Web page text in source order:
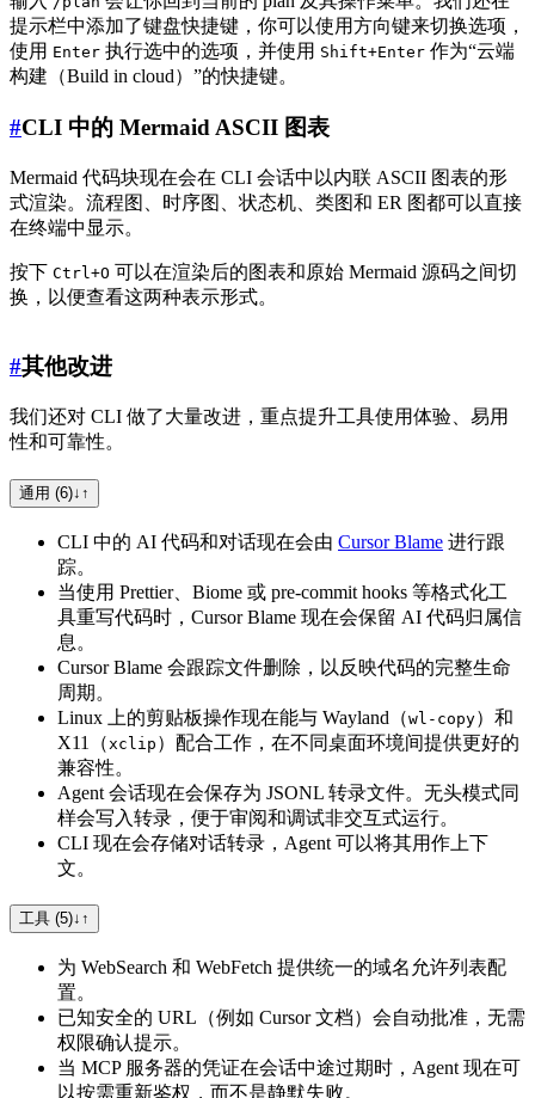
提示栏中添加了键盘快捷键，你可以使用方向键来切换选项，
使用 Enter 执行选中的选项，并使用 Shift+Enter 作为“云端
构建（Build in cloud）”的快捷键。
#CLI 中的 Mermaid ASCII 图表
Mermaid 代码块现在会在 CLI 会话中以内联 ASCII 图表的形
式渲染。流程图、时序图、状态机、类图和 ER 图都可以直接
在终端中显示。
按下 Ctrl+O 可以在渲染后的图表和原始 Mermaid 源码之间切
换，以便查看这两种表示形式。
#其他改进
我们还对 CLI 做了大量改进，重点提升工具使用体验、易用
性和可靠性。
通用 (6)↓ ↑
CLI 中的 AI 代码和对话现在会由 Cursor Blame 进行跟
踪。
当使用 Prettier、Biome 或 pre-commit hooks 等格式化工
具重写代码时，Cursor Blame 现在会保留 AI 代码归属信
息。
Cursor Blame 会跟踪文件删除，以反映代码的完整生命
周期。
Linux 上的剪贴板操作现在能与 Wayland（wl-copy）和
X11（ xclip ）配合工作，在不同桌面环境间提供更好的
兼容性。
Agent 会话现在会保存为 JSONL 转录文件。无头模式同
样会写入转录，便于审阅和调试非交互式运行。
CLI 现在会存储对话转录，Agent 可以将其用作上下
文。
工具 (5)↓ ↑
为 WebSearch 和 WebFetch 提供统一的域名允许列表配
置。
已知安全的 URL（例如 Cursor 文档）会自动批准，无需
权限确认提示。
当 MCP 服务器的凭证在会话中途过期时，Agent 现在可
以按需重新鉴权，而不是静默失败。